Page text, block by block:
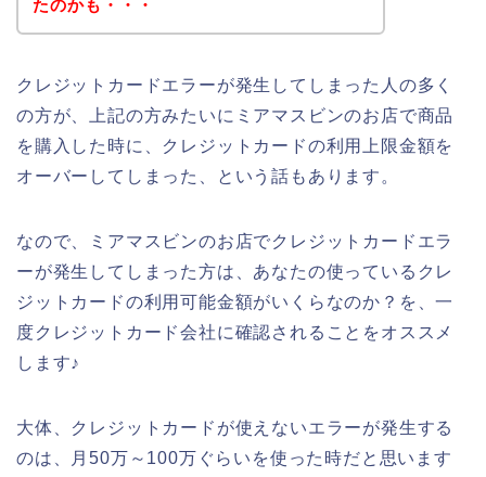
たのかも・・・
クレジットカードエラーが発生してしまった人の多く
の方が、上記の方みたいにミアマスビンのお店で商品
を購入した時に、クレジットカードの利用上限金額を
オーバーしてしまった、という話もあります。
なので、ミアマスビンのお店でクレジットカードエラ
ーが発生してしまった方は、あなたの使っているクレ
ジットカードの利用可能金額がいくらなのか？を、一
度クレジットカード会社に確認されることをオススメ
します♪
大体、クレジットカードが使えないエラーが発生する
のは、月50万～100万ぐらいを使った時だと思います